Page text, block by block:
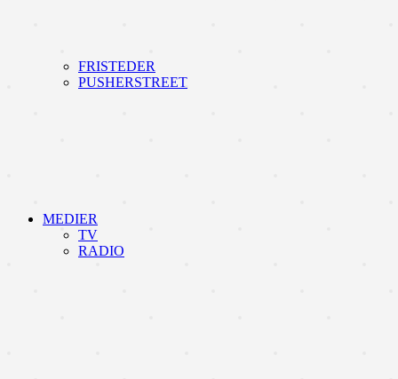
FRISTEDER
PUSHERSTREET
MEDIER
TV
RADIO